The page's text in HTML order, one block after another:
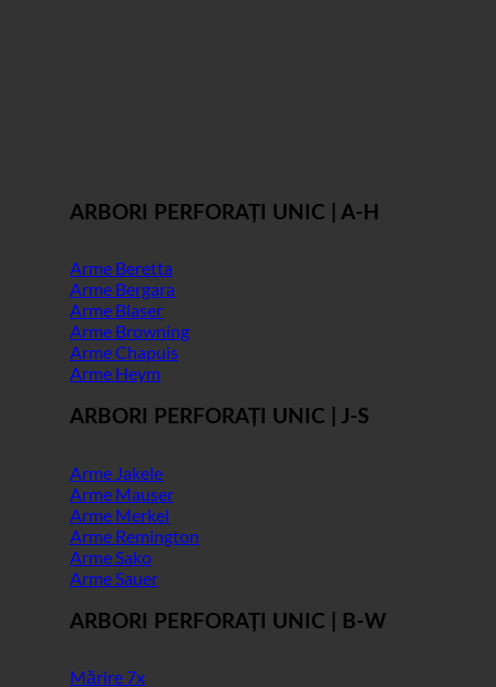
ARBORI PERFORAȚI UNIC | A-H
Arme Beretta
Arme Bergara
Arme Blaser
Arme Browning
Arme Chapuis
Arme Heym
ARBORI PERFORAȚI UNIC | J-S
Arme Jakele
Arme Mauser
Arme Merkel
Arme Remington
Arme Sako
Arme Sauer
ARBORI PERFORAȚI UNIC | B-W
Mărire 7x